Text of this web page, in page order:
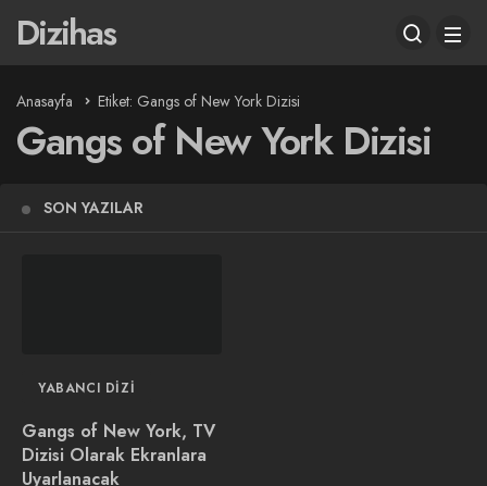
Dizihas
Anasayfa Etiket: Gangs of New York Dizisi
Gangs of New York Dizisi
SON YAZILAR
YABANCI DIZI
Gangs of New York, TV
Dizisi Olarak Ekranlara
Uyarlanacak